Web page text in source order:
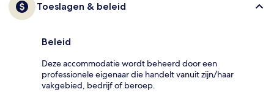
Toeslagen & beleid
Beleid
Deze accommodatie wordt beheerd door een
professionele eigenaar die handelt vanuit zijn/haar
vakgebied, bedrijf of beroep.